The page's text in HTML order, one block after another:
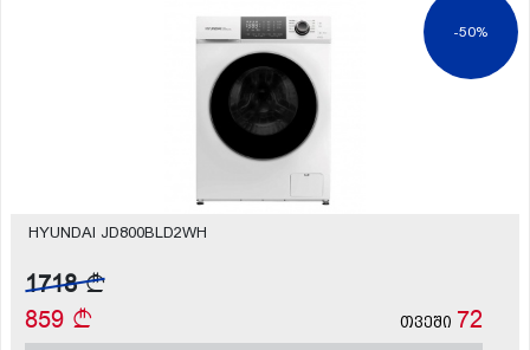
-50%
HYUNDAI JD800BLD2WH
1718
859
თვეში 72